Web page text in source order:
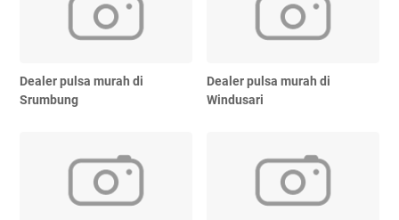
Dealer pulsa murah di
Srumbung
Dealer pulsa murah di
Windusari